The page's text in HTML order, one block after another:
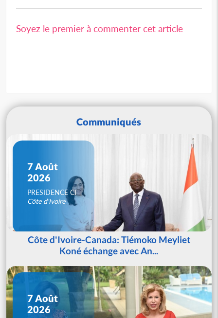
Soyez le premier à commenter cet article
Communiqués
7 Août
2026
PRESIDENCE CI
Côte d'Ivoire
Côte d'Ivoire-Canada: Tiémoko Meyliet
Koné échange avec An...
7 Août
2026